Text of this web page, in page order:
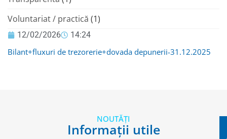
12/02/2026 14:24
Bilant+fluxuri de trezorerie+dovada depunerii-31.12.2025
Voluntariat / practică (1)
NOUTĂȚI
Informații utile